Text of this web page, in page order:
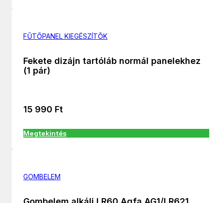
FŰTŐPANEL KIEGÉSZÍTŐK
Fekete dizájn tartóláb normál panelekhez
(1 pár)
15 990 Ft
Megtekintés
GOMBELEM